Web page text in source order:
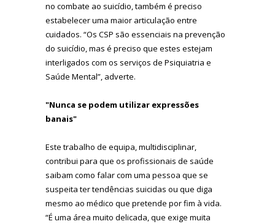
no combate ao suicídio, também é preciso
estabelecer uma maior articulação entre
cuidados. “Os CSP são essenciais na prevenção
do suicídio, mas é preciso que estes estejam
interligados com os serviços de Psiquiatria e
Saúde Mental”, adverte.
"Nunca se podem utilizar expressões
banais"
Este trabalho de equipa, multidisciplinar,
contribui para que os profissionais de saúde
saibam como falar com uma pessoa que se
suspeita ter tendências suicidas ou que diga
mesmo ao médico que pretende por fim à vida.
“É uma área muito delicada, que exige muita